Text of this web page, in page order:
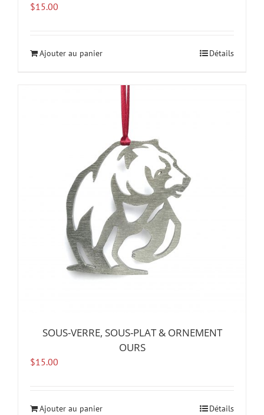
$15.00
Ajouter au panier Détails
SOUS-VERRE, SOUS-PLAT & ORNEMENT
OURS
$15.00
Ajouter au panier Détails